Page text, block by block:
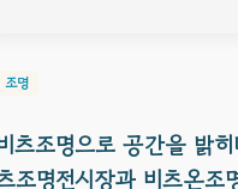
조명
츠조명으로 공간을 밝
조명전시장과 비츠온조